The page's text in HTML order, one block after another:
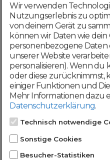
Mit deiner
dass du dieAGB
Werde jetzt
Community!
Wir verwenden
Nutzungserlebnis zu
von deinem Gerät zu
können wir Daten wie
personenbezogene Daten
unserer Website
personalisieren). Wenn
oder diese zurücknimmst,
einiger Funktionen und
Mehr Informationen dazu
Datenschutzerklärung.
Technisch notwendige
Sonstige Cookies
Besucher-Statistiken